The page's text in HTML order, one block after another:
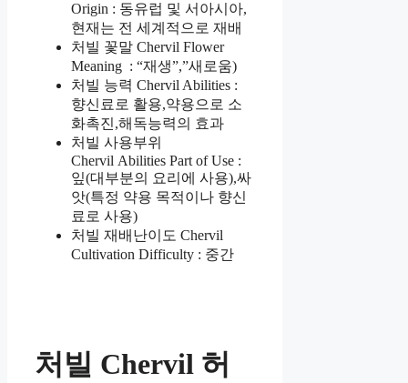
Origin : 동유럽 및 서아시아,
현재는 전 세계적으로 재배
처빌 꽃말 Chervil Flower
Meaning : “재생”,”새로움)
처빌 능력 Chervil Abilities :
향신료로 활용,약용으로 소
화촉진,해독능력의 효과
처빌 사용부위
Chervil Abilities Part of Use :
잎(대부분의 요리에 사용),싸
앗(특정 약용 목적이나 향신
료로 사용)
처빌 재배난이도 Chervil
Cultivation Difficulty : 중간
처빌 Chervil 허